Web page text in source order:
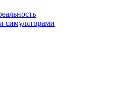
симуляторами